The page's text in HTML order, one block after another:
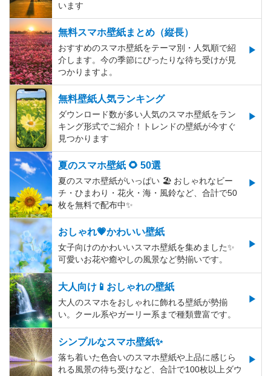
います
無料スマホ壁紙まとめ（縦長）
おすすめのスマホ壁紙をテーマ別・人気順で紹
介します。今の季節にぴったりな待ち受けが見
つかりますよ。
無料壁紙人気ランキング
ダウンロード数が多い人気のスマホ壁紙をラン
キング形式でご紹介！トレンドの壁紙が今すぐ
見つかります
夏のスマホ壁紙 🌻 50選
夏のスマホ壁紙がいっぱい 🏖 おしゃれなビー
チ・ひまわり・花火・海・風鈴など、合計で50
枚を無料で配布中✨
おしゃれ💗かわいい壁紙
女子向けのかわいいスマホ壁紙を集めました✨
可愛いお花や癒やしの風景など勢揃いです。
大人向け📱おしゃれの壁紙
大人のスマホをおしゃれに飾れる壁紙が勢揃
い。クール系やガーリー系まで種類豊富です。
シンプルなスマホ壁紙✨
落ち着いた色合いのスマホ壁紙や上品に感じら
れる風景の待ち受けなど、合計で100枚以上ダウ